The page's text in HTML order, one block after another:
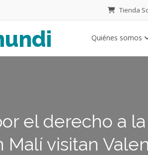
Tienda
Quiénes somos
el derecho a
Malí visitan